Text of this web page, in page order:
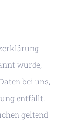
wurde,
bei uns,
entfällt.
geltend